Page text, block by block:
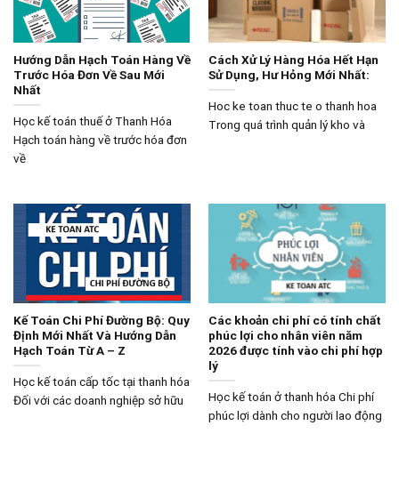
Hướng Dẫn Hạch Toán Hàng Về
Trước Hóa Đơn Về Sau Mới
Nhất
Học kế toán thuế ở Thanh Hóa
Hạch toán hàng về trước hóa đơn
về
Cách Xử Lý Hàng Hóa Hết Hạn
Sử Dụng, Hư Hỏng Mới Nhất:
Hoc ke toan thuc te o thanh hoa
Trong quá trình quản lý kho và
Kế Toán Chi Phí Đường Bộ: Quy
Định Mới Nhất Và Hướng Dẫn
Hạch Toán Từ A – Z
Học kế toán cấp tốc tại thanh hóa
Đối với các doanh nghiệp sở hữu
Các khoản chi phí có tính chất
phúc lợi cho nhân viên năm
2026 được tính vào chi phí hợp
lý
Học kế toán ở thanh hóa Chi phí
phúc lợi dành cho người lao động